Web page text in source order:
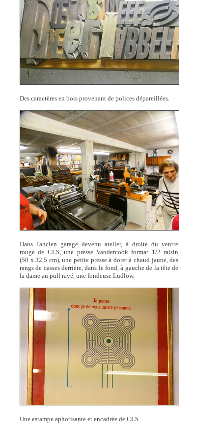
Des caractères en bois provenant de polices dépareillées.
Dans l'ancien garage devenu atelier, à droite du ventre
rouge de CLS, une presse Vandercook format 1/2 raisin
(50 x 32,5 cm), une petite presse à dorer à chaud jaune, des
rangs de casses derrière, dans le fond, à gauche de la tête de
la dame au pull rayé, une fondeuse Ludlow.
Une estampe aphorisante et encadrée de CLS.